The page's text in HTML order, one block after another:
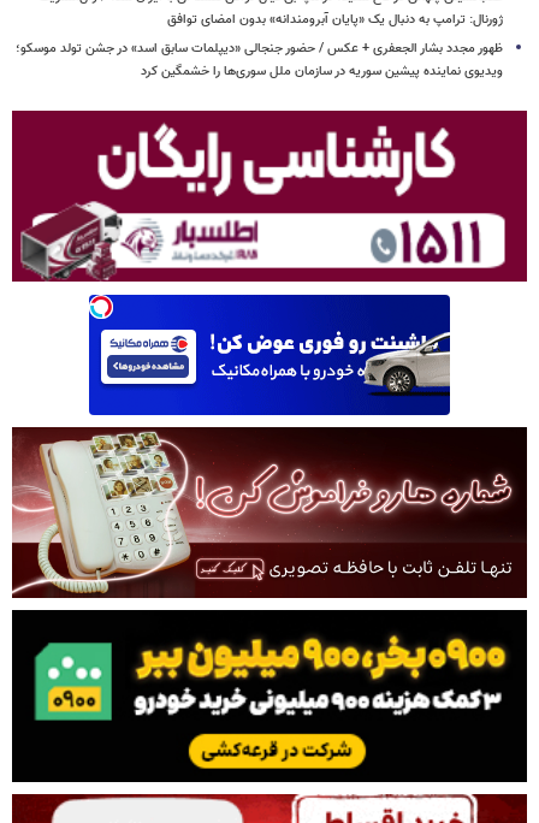
ژورنال: ترامپ به دنبال یک «پایان آبرومندانه» بدون امضای توافق
ظهور مجدد بشار الجعفری + عکس / حضور جنجالی «دیپلمات سابق اسد» در جشن تولد موسکو؛
ویدیوی نماینده پیشین سوریه در سازمان ملل سوری‌ها را خشمگین کرد